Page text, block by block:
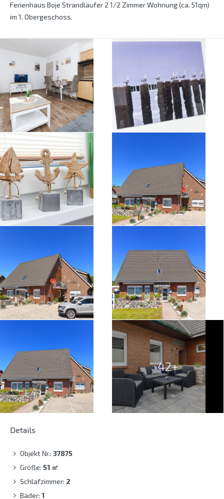
Ferienhaus Boje Strandläufer 2 1/2 Zimmer Wohnung (ca. 51qm)
im 1. Obergeschoss.
42+
Details
Objekt Nr.: 37875
Größe: 51 ㎡
Schlafzimmer: 2
Bäder: 1